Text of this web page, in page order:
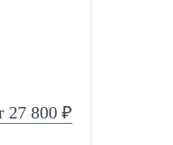
27 800 ₽